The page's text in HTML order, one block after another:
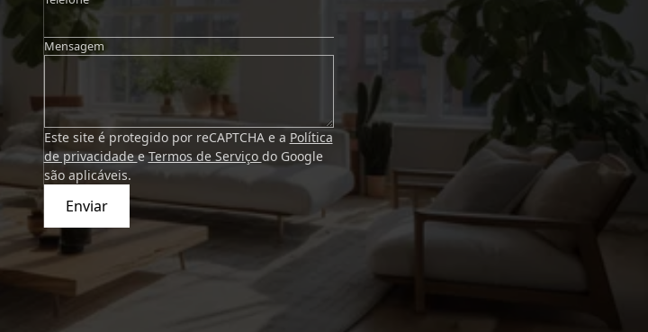
Mensagem
Este site é protegido por reCAPTCHA e a Política
de privacidadeeTermos de Serviço do Google
são aplicáveis.
Enviar